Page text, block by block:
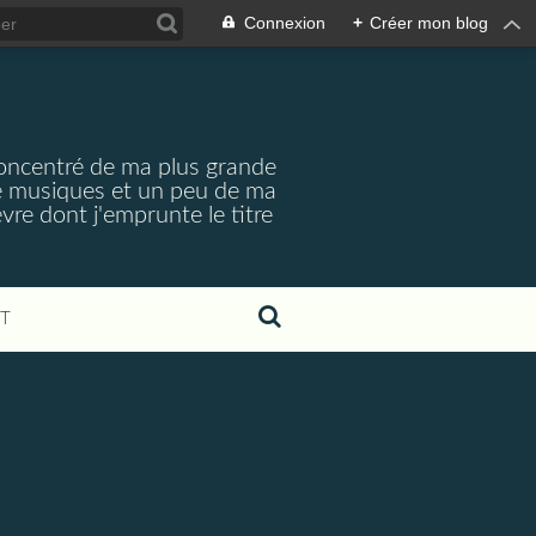
Connexion + Créer mon blog
de ma plus grande
musiques et un peu de ma
dont j'emprunte le titre